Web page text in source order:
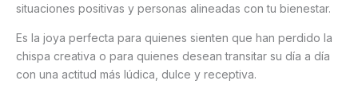
situaciones positivas y personas alineadas con tu bienestar.
Es la joya perfecta para quienes sienten que han perdido la
chispa creativa o para quienes desean transitar su día a día
con una actitud más lúdica, dulce y receptiva.